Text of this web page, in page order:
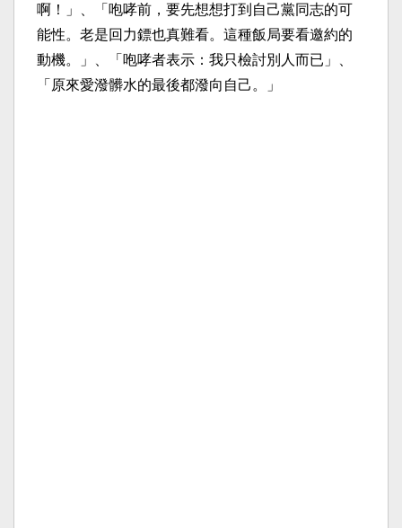
啊！」、「咆哮前，要先想想打到自己黨同志的可
能性。老是回力鏢也真難看。這種飯局要看邀約的
動機。」、「咆哮者表示：我只檢討別人而已」、
「原來愛潑髒水的最後都潑向自己。」